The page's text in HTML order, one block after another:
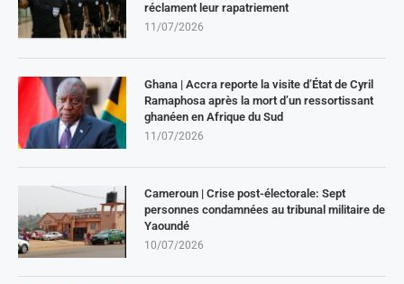
réclament leur rapatriement
11/07/2026
Ghana | Accra reporte la visite d’État de Cyril
Ramaphosa après la mort d’un ressortissant
ghanéen en Afrique du Sud
11/07/2026
Cameroun | Crise post-électorale: Sept
personnes condamnées au tribunal militaire de
Yaoundé
10/07/2026